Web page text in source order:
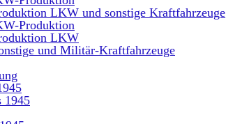
LKW und sonstige Kraftfahrzeuge
Produktion
LKW
und Militär-Kraftfahrzeuge
1945